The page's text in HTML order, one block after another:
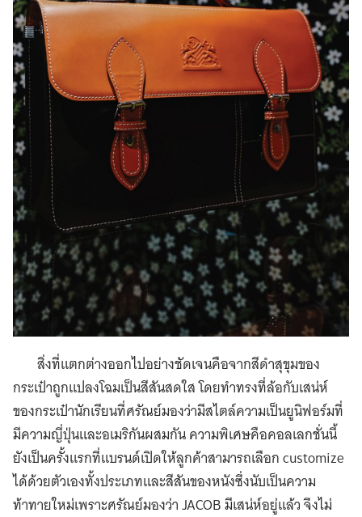
สิ่งที่แตกต่างออกไปอย่างชัดเจนคือจากสีดำสุขุมของ
กระเป๋าถูกแปลงโฉมเป็นสีสันสดใส โดยทำทรงที่ล้อกับเสน่ห์
ของกระเป๋านักเรียนที่ศรัณย์มองว่ามีสไตล์ความเป็นยูนิฟอร์มที่
มีความญี่ปุ่นและอเมริกันผสมกัน ความพิเศษคือคอลเลกชั่นนี้
ยังเป็นครั้งแรกที่แบรนด์เปิดให้ลูกค้าสามารถเลือก customize
ได้ด้วยตัวเองทั้งประเภทและสีสันของหนังซึ่งนับเป็นความ
ท้าทายใหม่เพราะศรัณย์มองว่า JACOB มีเสน่ห์อยู่แล้ว จึงไม่